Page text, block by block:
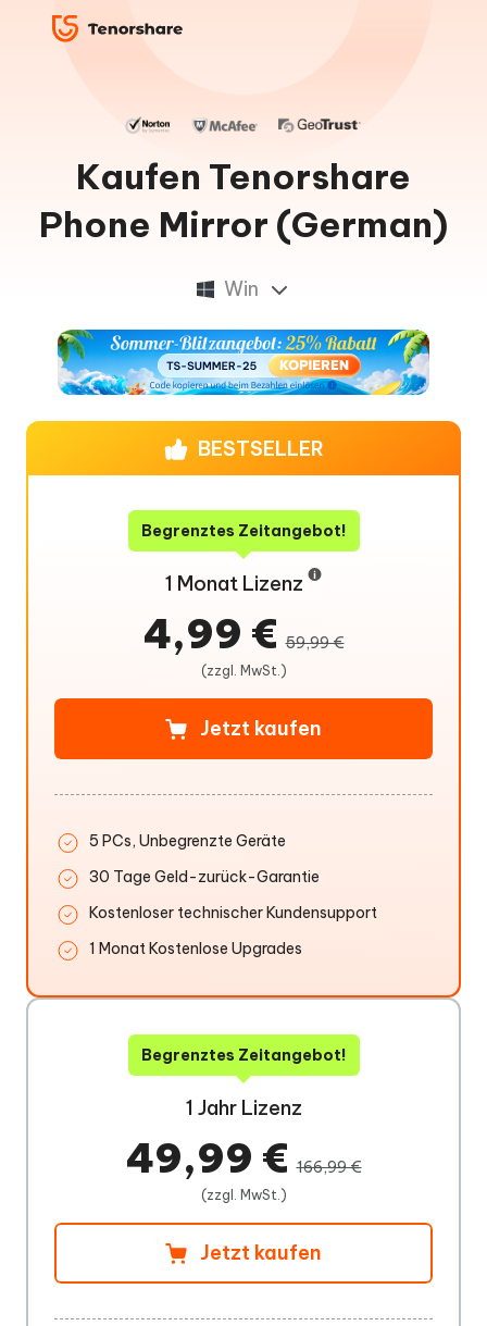
Kaufen Tenorshare
Phone Mirror (German)
Win
BESTSELLER
Begrenztes Zeitangebot!
1 Monat Lizenz
4,99 €59,99 €
(zzgl. MwSt.)
Jetzt kaufen
5 PCs, Unbegrenzte Geräte
30 Tage Geld-zurück-Garantie
Kostenloser technischer Kundensupport
1 Monat Kostenlose Upgrades
Begrenztes Zeitangebot!
1 Jahr Lizenz
49,99 €166,99 €
(zzgl. MwSt.)
Jetzt kaufen